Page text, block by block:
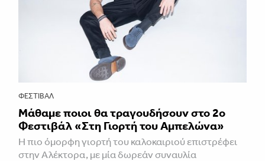
ΦΕΣΤΙΒΑΛ
Μάθαμε ποιοι θα τραγουδήσουν στο 2ο
Φεστιβάλ «Στη Γιορτή του Αμπελώνα»
Η πιο όμορφη γιορτή του καλοκαιριού επιστρέφει
στην Αλέκτορα, με μία δωρεάν συναυλία